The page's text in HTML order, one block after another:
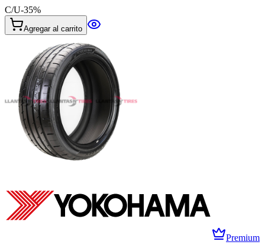
C/U-35%
Agregar al carrito
Premium